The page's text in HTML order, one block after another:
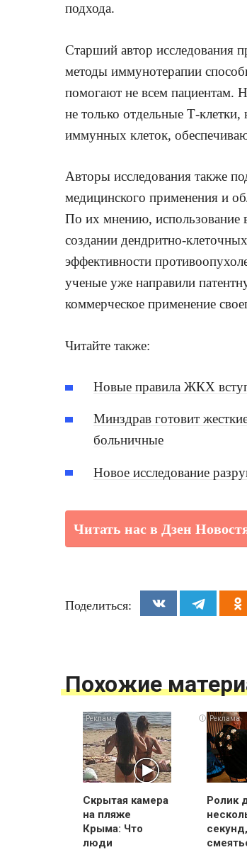
подхода.
Старший автор исследования
методы иммунотерапии
помогают не всем пациентам.
не только отдельные Т-
иммунных клеток,
Авторы исследования также
медицинского применения и
По их мнению, использование
создании дендритно-
эффективности
ученые уже направили
коммерческое применение
Читайте также:
Новые правила ЖКХ
Минздрав готовит
больничные
Новое исследование
Читать нас в Дзен
Поделиться:
Похожие
i
Скрытая камера
на пляже
Крыма: Что
люди
Ролик